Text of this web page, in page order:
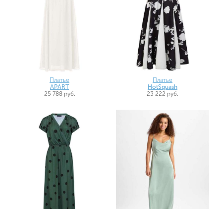
Платье
APART
25 788 руб.
Платье
HotSquash
23 222 руб.